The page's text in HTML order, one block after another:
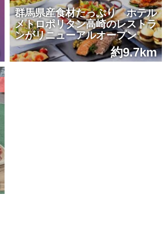
群馬県産食材たっぷり ホテル
メトロポリタン高崎のレストラ
ンがリニューアルオープン
約9.7km